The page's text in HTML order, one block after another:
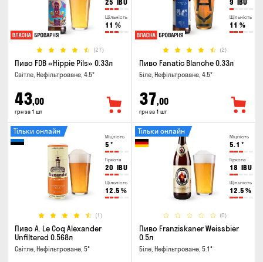
25 IBU
Щільність
11 %
(27)
Пиво FDB «Hippie Pils» 0.33л
Світле, Нефільтроване, 4.5°
43,00
грн за 1 шт
9 IBU
Щільність
11 %
(2)
Пиво Fanatic Blanche 0.33л
Біле, Нефільтроване, 4.5°
37,00
грн за 1 шт
Міцність
5 °
Гіркота
20 IBU
Щільність
12.5 %
(1)
Тільки онлайн
Пиво A. Le Coq Alexander
Unfiltered 0.568л
Світле, Нефільтроване, 5°
Міцність
5.1 °
Гіркота
18 IBU
Щільність
12.5 %
(0)
Тільки онлайн
Пиво Franziskaner Weissbier
0.5л
Біле, Нефільтроване, 5.1°